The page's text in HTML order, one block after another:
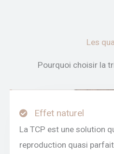
Les
Pourquoi choisir la
Effet naturel
La TCP est une solution
reproduction quasi